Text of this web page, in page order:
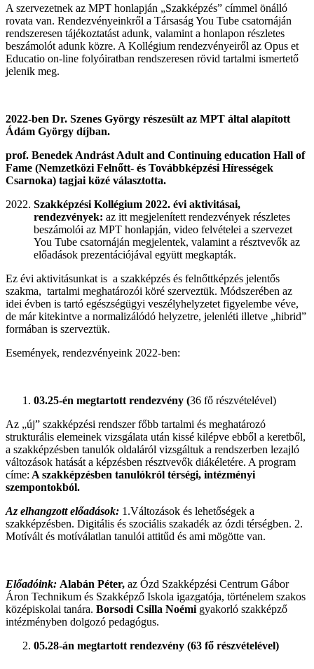
A szervezetnek az MPT honlapján „Szakképzés” címmel önálló
rovata van. Rendezvényeinkről a Társaság You Tube csatornáján
rendszeresen tájékoztatást adunk, valamint a honlapon részletes
beszámolót adunk közre. A Kollégium rendezvényeiről az Opus et
Educatio on-line folyóiratban rendszeresen rövid tartalmi ismertető
jelenik meg.
2022-ben Dr. Szenes György részesült az MPT által alapított
Ádám György díjban.
prof. Benedek Andrást Adult and Continuing education Hall of
Fame (Nemzetközi Felnőtt- és Továbbképzési Hírességek
Csarnoka) tagjai közé választotta.
Szakképzési Kollégium 2022. évi aktivitásai,
rendezvények: az itt megjelenített rendezvények részletes
beszámolói az MPT honlapján, video felvételei a szervezet
You Tube csatornáján megjelentek, valamint a résztvevők az
előadások prezentációjával együtt megkapták.
Ez évi aktivitásunkat is a szakképzés és felnőttképzés jelentős
szakma, tartalmi meghatározói köré szerveztük. Módszerében az
idei évben is tartó egészségügyi veszélyhelyzetet figyelembe véve,
de már kitekintve a normalizálódó helyzetre, jelenléti illetve „hibrid”
formában is szerveztük.
Események, rendezvényeink 2022-ben:
03.25-én megtartott rendezvény (36 fő részvételével)
Az „új” szakképzési rendszer főbb tartalmi és meghatározó
strukturális elemeinek vizsgálata után kissé kilépve ebből a keretből,
a szakképzésben tanulók oldaláról vizsgáltuk a rendszerben lezajló
változások hatását a képzésben résztvevők diákéletére. A program
címe: A szakképzésben tanulókról térségi, intézményi
szempontokból.
Az elhangzott előadások: 1.Változások és lehetőségek a
szakképzésben. Digitális és szociális szakadék az ózdi térségben. 2.
Motívált és motíválatlan tanulói attitűd és ami mögötte van.
Előadóink: Alabán Péter, az Ózd Szakképzési Centrum Gábor
Áron Technikum és Szakképző Iskola igazgatója, történelem szakos
középiskolai tanára. Borsodi Csilla Noémi gyakorló szakképző
intézményben dolgozó pedagógus.
05.28-án megtartott rendezvény (63 fő részvételével)